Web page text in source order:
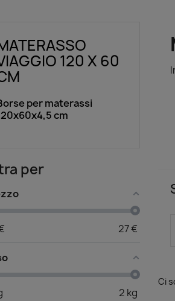
120 X 60
per materassi
cm
per
27€
2 kg
Ci